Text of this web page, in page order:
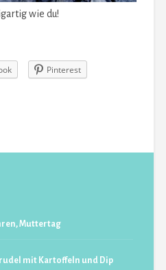
wie du!
Pinterest
,Muttertag
mit Kartoffeln und Dip